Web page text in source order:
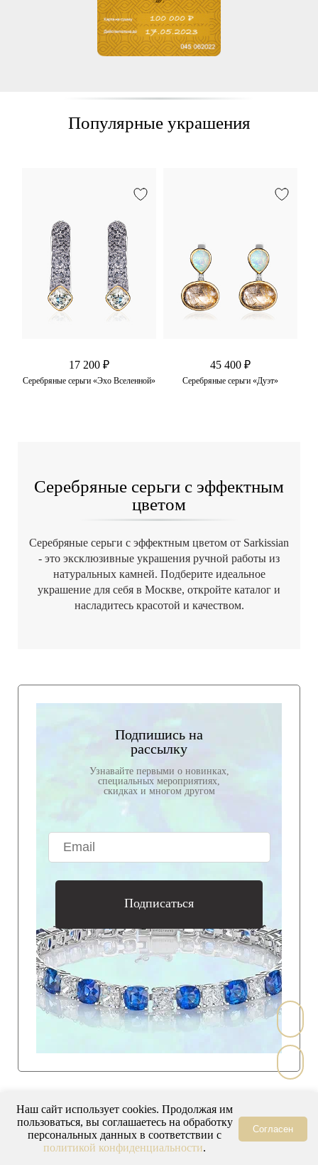
Популярные украшения
17 200 ₽
Серебряные серьги «Эхо Вселенной»
45 400 ₽
Серебряные серьги «Дуэт»
Серебряные серьги с эффектным
цветом
Серебряные серьги с эффектным цветом от Sarkissian
- это эксклюзивные украшения ручной работы из
натуральных камней. Подберите идеальное
украшение для себя в Москве, откройте каталог и
насладитесь красотой и качеством.
Подпишись на
рассылку
Узнавайте первыми о новинках,
специальных мероприятиях,
скидках и многом другом
Подписаться
Наш сайт использует cookies. Продолжая им
пользоваться, вы соглашаетесь на обработку
персональных данных в соответствии с
политикой конфиденциальности.
Согласен